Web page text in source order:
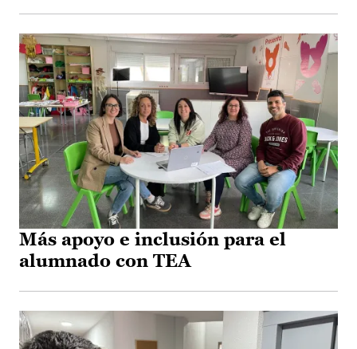
Más apoyo e inclusión para el
alumnado con TEA